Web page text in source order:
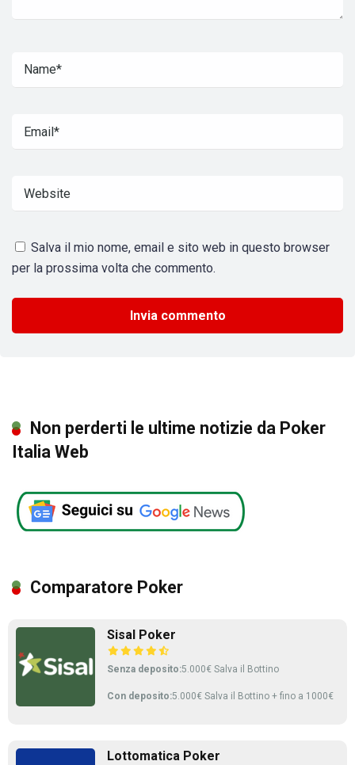
Salva il mio nome, email e sito web in questo browser
per la prossima volta che commento.
Non perderti le ultime notizie da Poker
Italia Web
Comparatore Poker
Sisal Poker
Senza deposito:5.000€ Salva il Bottino
Con deposito:5.000€ Salva il Bottino + fino a 1000€
Lottomatica Poker